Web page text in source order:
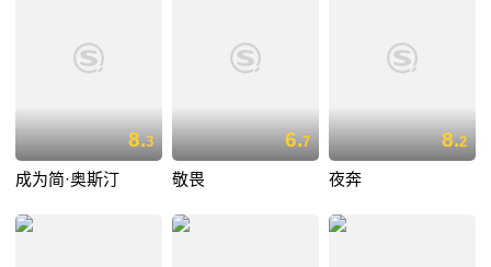
8.3
成为简·奥斯汀
6.7
敬畏
8.2
夜奔